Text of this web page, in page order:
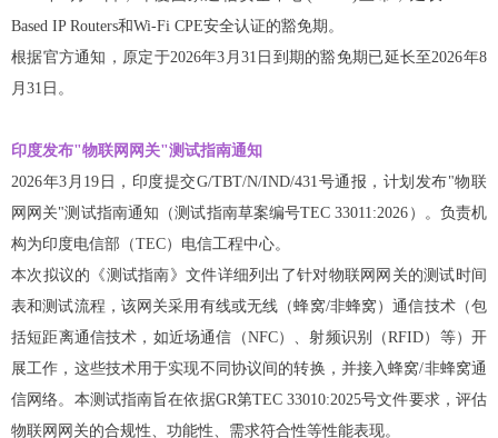
Based IP Routers和Wi-Fi CPE安全认证的豁免期。
根据官方通知，原定于2026年3月31日到期的豁免期已延长至2026年8
月31日。
印度发布"物联网网关"测试指南通知
2026年3月19日，印度提交G/TBT/N/IND/431号通报，计划发布"物联
网网关"测试指南通知（测试指南草案编号TEC 33011:2026）。负责机
构为印度电信部（TEC）电信工程中心。
本次拟议的《测试指南》文件详细列出了针对物联网网关的测试时间
表和测试流程，该网关采用有线或无线（蜂窝/非蜂窝）通信技术（包
括短距离通信技术，如近场通信（NFC）、射频识别（RFID）等）开
展工作，这些技术用于实现不同协议间的转换，并接入蜂窝/非蜂窝通
信网络。本测试指南旨在依据GR第TEC 33010:2025号文件要求，评估
物联网网关的合规性、功能性、需求符合性等性能表现。